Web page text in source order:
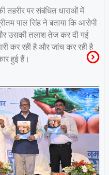
तहरीर पर संबंधित धाराओं में
पाल सिंह ने बताया कि आरोपी
उसकी तलाश तेज कर दी गई
कर रही है और जांच कर रही है
हुई हैं।